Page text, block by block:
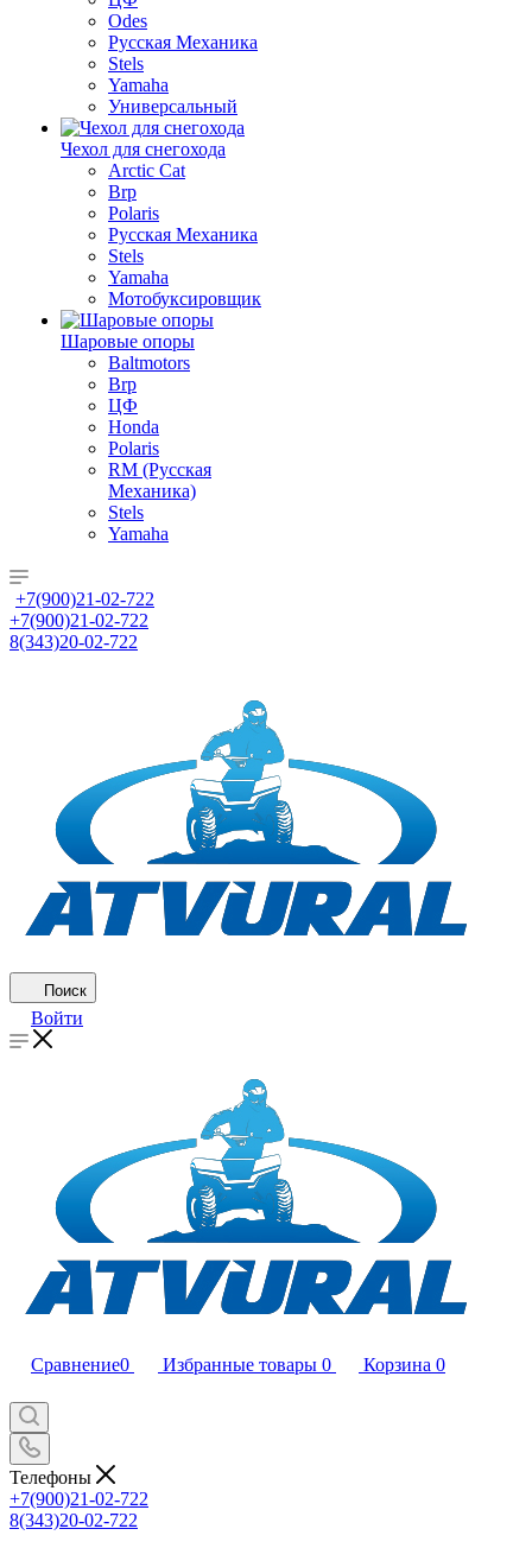
Odes
Русская Механика
Stels
Yamaha
Универсальный
Чехол для снегохода
Arctic Cat
Brp
Polaris
Русская Механика
Stels
Yamaha
Мотобуксировщик
Шаровые опоры
Baltmotors
Brp
ЦФ
Honda
Polaris
RM (Русская
Механика)
Stels
Yamaha
+7(900)21-02-722
+7(900)21-02-722
8(343)20-02-722
Поиск
Войти
Сравнение0 Избранные товары 0 Корзина 0
Телефоны
+7(900)21-02-722
8(343)20-02-722